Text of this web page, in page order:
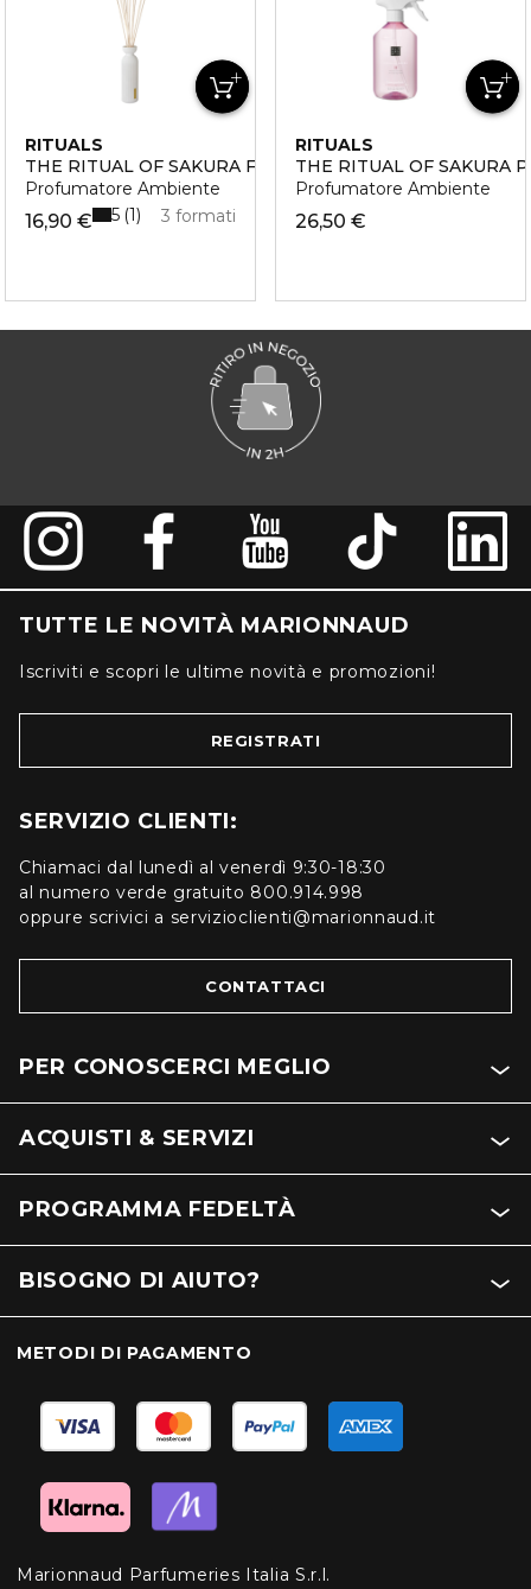
RITUALS
THE RITUAL OF SAKURA FRAGRANCE STICKS
Profumatore Ambiente
16,90 € 3 formati
5 1
RITUALS
THE RITUAL OF SAKURA
Profumatore Ambiente
26,50 €
TUTTE LE NOVITÀ MARIONNAUD
Iscriviti e scopri le ultime novità e promozioni!
REGISTRATI
SERVIZIO CLIENTI:
Chiamaci dal lunedì al venerdì 9:30-18:30
al numero verde gratuito 800.914.998
oppure scrivici a servizioclienti@marionnaud.it
CONTATTACI
PER CONOSCERCI MEGLIO
ACQUISTI & SERVIZI
PROGRAMMA FEDELTÀ
BISOGNO DI AIUTO?
METODI DI PAGAMENTO
Marionnaud Parfumeries Italia S.r.l.